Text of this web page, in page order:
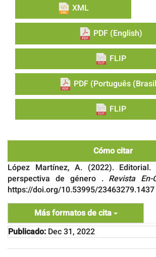
XML
PDF (English)
FLIP
PDF (Português
FLIP
Cómo citar
López Martínez, A. (2022).
perspectiva de género . Revista En-
https://doi.org/10.53995/23463279.1437
Más formatos de cita
Publicado: Dec 31, 2022